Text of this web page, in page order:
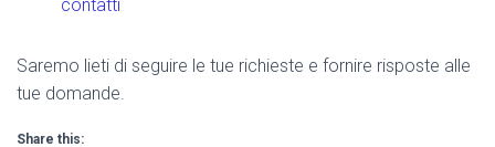
contatti
Saremo lieti di seguire le tue richieste e fornire risposte alle
tue domande.
Share this: